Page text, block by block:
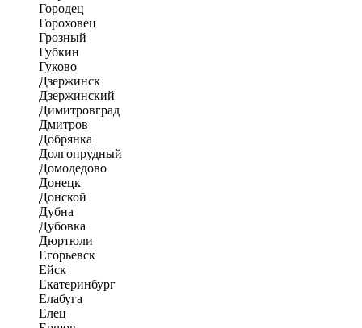
Городец
Гороховец
Грозный
Губкин
Гуково
Дзержинск
Дзержинский
Димитровград
Дмитров
Добрянка
Долгопрудный
Домодедово
Донецк
Донской
Дубна
Дубовка
Дюртюли
Егорьевск
Ейск
Екатеринбург
Елабуга
Елец